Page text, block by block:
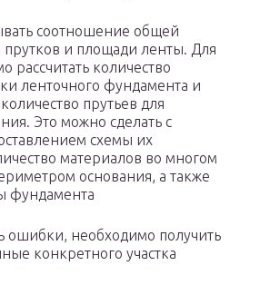
соотношение общей
и площади ленты. Для
рассчитать количество
ленточного фундамента и
прутьев для
Это можно сделать с
схемы их
материалов во многом
основания, а также
фундамента
ошибки, необходимо получить
конкретного участка